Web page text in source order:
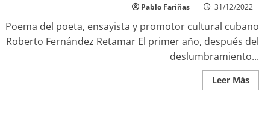
Pablo Fariñas 31/12/2022
Poema del poeta, ensayista y promotor cultural cubano
Roberto Fernández Retamar El primer año, después del
deslumbramiento...
Leer Más